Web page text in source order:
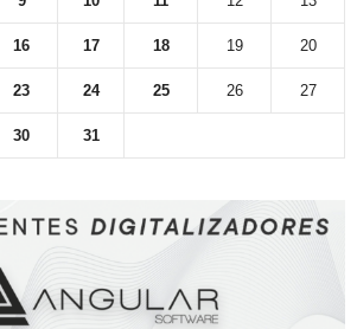
16 17 18 19 20
23 24 25 26 27
30
31